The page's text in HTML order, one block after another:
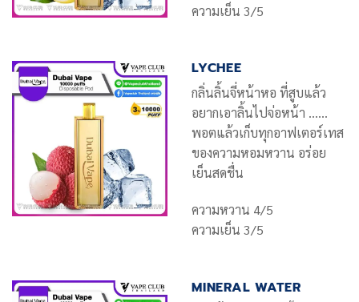
ความเย็น 3/5
LYCHEE
กลิ่นลิ้นจี่หน้าหอ ที่สูบแล้ว
อยากเอาลิ้นไปจ่อหน้า ……
พอตแล้วเก็บทุกอาฟเตอร์เทส
ของความหอมหวาน อร่อย
เย็นสดชื่น
ความหวาน 4/5
ความเย็น 3/5
MINERAL WATER